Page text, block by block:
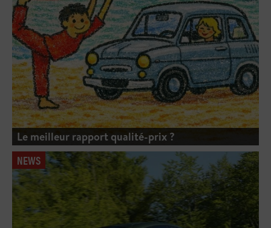
Le meilleur rapport qualité-prix ?
NEWS